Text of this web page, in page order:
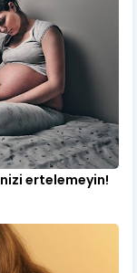
ertelemeyin!